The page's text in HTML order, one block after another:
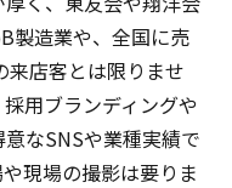
製造業や、全国に売
来店客とは限りませ
用ブランディングや
なSNSや業種実績で
現場の撮影は要りま